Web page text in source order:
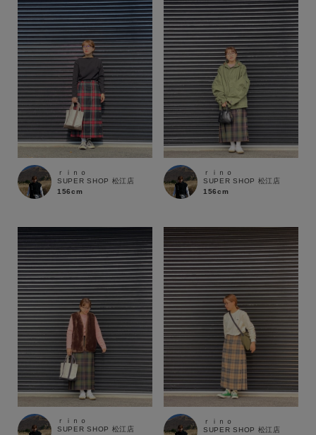
サイズ
ブランド
ｒｉｎｏ
SUPER SHOP 松江店
156cm
ｒｉｎｏ
SUPER SHOP 松江店
156cm
ｒｉｎｏ
SUPER SHOP 松江店
ｒｉｎｏ
SUPER SHOP 松江店